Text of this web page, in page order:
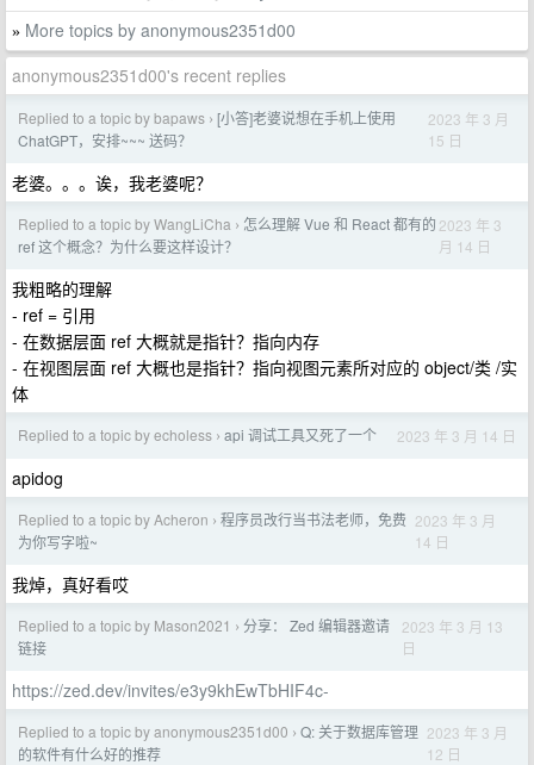
» More topics by anonymous2351d00
anonymous2351d00's recent replies
Replied to a topic by bapaws › [小答]老婆说想在手机上使用
ChatGPT，安排~~~ 送码？
2023 年 3 月
15 日
老婆。。。诶，我老婆呢？
Replied to a topic by WangLiCha › 怎么理解 Vue 和 React 都有的
ref 这个概念？为什么要这样设计？
2023 年 3
月 14 日
我粗略的理解
- ref = 引用
- 在数据层面 ref 大概就是指针？指向内存
- 在视图层面 ref 大概也是指针？指向视图元素所对应的 object/类 /实
体
Replied to a topic by echoless › api 调试工具又死了一个 2023 年 3 月 14 日
apidog
Replied to a topic by Acheron › 程序员改行当书法老师，免费
为你写字啦~
2023 年 3 月
14 日
我焯，真好看哎
Replied to a topic by Mason2021 › 分享： Zed 编辑器邀请
链接
2023 年 3 月 13
日
https://zed.dev/invites/e3y9khEwTbHIF4c-
Replied to a topic by anonymous2351d00 › Q: 关于数据库管理
的软件有什么好的推荐
2023 年 3 月
12 日